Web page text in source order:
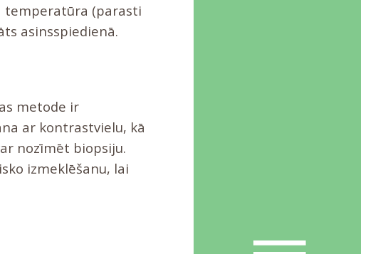
temperatūra (parasti
asinsspiedienā.
metode ir
ar kontrastvielu, kā
nozīmēt biopsiju.
izmeklēšanu, lai